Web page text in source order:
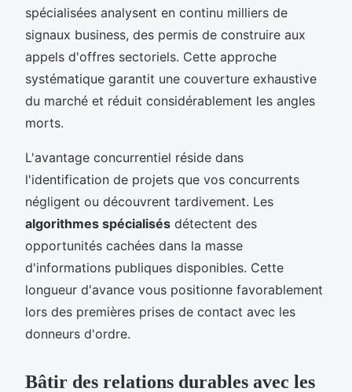
spécialisées analysent en continu milliers de
signaux business, des permis de construire aux
appels d'offres sectoriels. Cette approche
systématique garantit une couverture exhaustive
du marché et réduit considérablement les angles
morts.
L'avantage concurrentiel réside dans
l'identification de projets que vos concurrents
négligent ou découvrent tardivement. Les
algorithmes spécialisés détectent des
opportunités cachées dans la masse
d'informations publiques disponibles. Cette
longueur d'avance vous positionne favorablement
lors des premières prises de contact avec les
donneurs d'ordre.
Bâtir des relations durables avec les